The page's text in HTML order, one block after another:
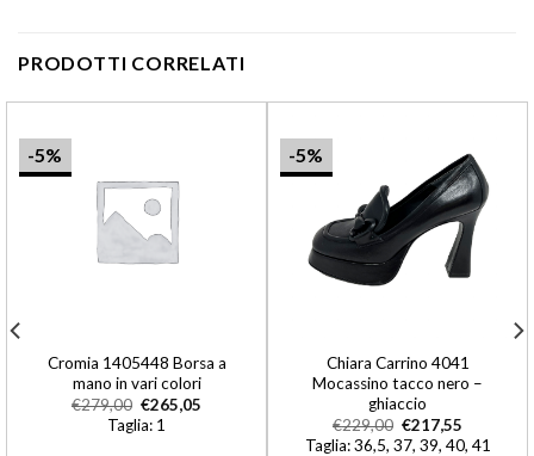
PRODOTTI CORRELATI
-5%
Cromia 1405448 Borsa a
mano in vari colori
€279,00 €265,05
Taglia: 1
-5%
Chiara Carrino 4041
Mocassino tacco nero –
ghiaccio
€229,00 €217,55
Taglia: 36,5, 37, 39, 40, 41